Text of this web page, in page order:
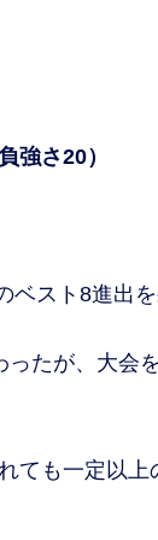
強さ20）
スト8進出を
たが、大会
も一定以